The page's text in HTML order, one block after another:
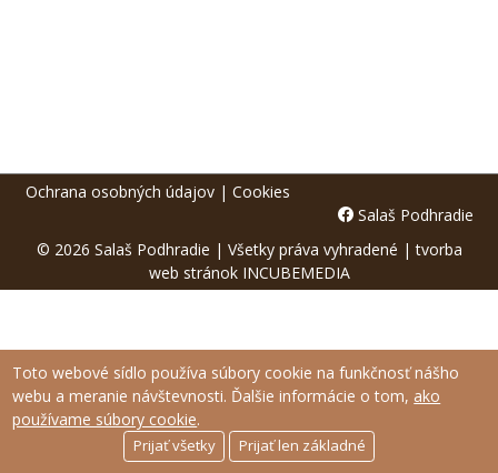
Ochrana osobných údajov| Cookies
Salaš Podhradie
© 2026 Salaš Podhradie | Všetky práva vyhradené | tvorba
web stránok INCUBEMEDIA
Toto webové sídlo používa súbory cookie na funkčnosť nášho
webu a meranie návštevnosti. Ďalšie informácie o tom, ako
používame súbory cookie.
Prijať všetky Prijať len základné